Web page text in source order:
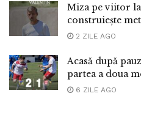
Miza pe viitor
construiește
2 ZILE AGO
Acasă după
partea a doua
6 ZILE AGO